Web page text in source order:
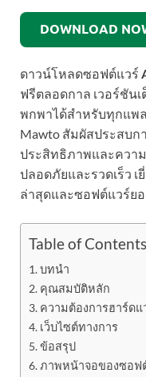
DOWNLOAD
ดาวน์โหลดซอฟต์แวร์
ฟรีตลอดกาล เวอร์ชัน
พกพาได้สำหรับทุกแพ
Mawto สัมผัสประสบ
ประสิทธิภาพและควา
ปลอดภัยและรวดเร็ว
ล่าสุดและซอฟต์แวร์ย
Table of Contents
บทนำ
คุณสมบัติหลัก
ความต้องการฮาร์ด
เว็บไซต์ทางการ
ข้อสรุป
ภาพหน้าจอของซอฟ